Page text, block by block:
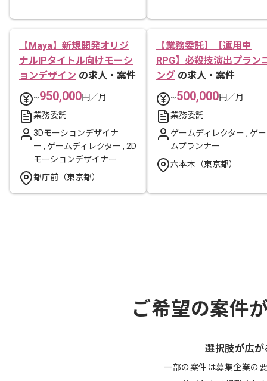
【Maya】新規開発オリジ
ナルIPタイトル向けモーシ
ョンデザイン の求人・案件
~950,000円／月
業務委託
3Dモーションデザイナ
ー , ゲームディレクター , 2D
モーションデザイナー
都庁前（東京都）
【業務委託】【運用中
RPG】必殺技演出プラン
ング の求人・案件
~500,000円／月
業務委託
ゲームディレクター , ゲー
ムプランナー
六本木（東京都）
ご希望の案件
選択肢が広が
一部の案件は募集企業の